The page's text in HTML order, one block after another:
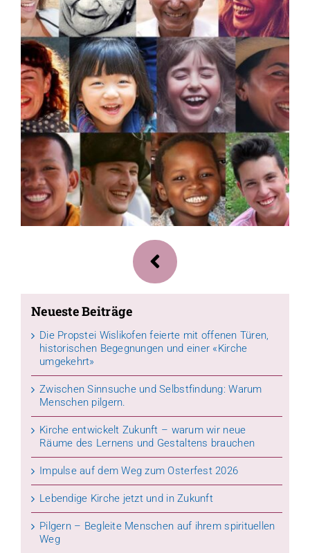
Neueste Beiträge
Die Propstei Wislikofen feierte mit offenen Türen,
historischen Begegnungen und einer «Kirche
umgekehrt»
Zwischen Sinnsuche und Selbstfindung: Warum
Menschen pilgern.
Kirche entwickelt Zukunft – warum wir neue
Räume des Lernens und Gestaltens brauchen
Impulse auf dem Weg zum Osterfest 2026
Lebendige Kirche jetzt und in Zukunft
Pilgern – Begleite Menschen auf ihrem spirituellen
Weg